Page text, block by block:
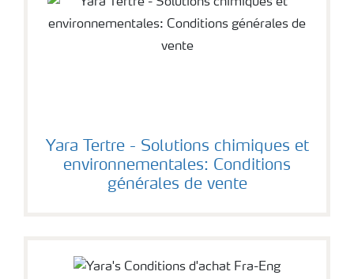
Yara Tertre - Solutions chimiques et
environnementales: Conditions
générales de vente